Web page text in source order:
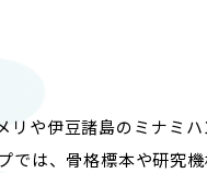
リや伊豆諸島のミナミ
では、骨格標本や研究